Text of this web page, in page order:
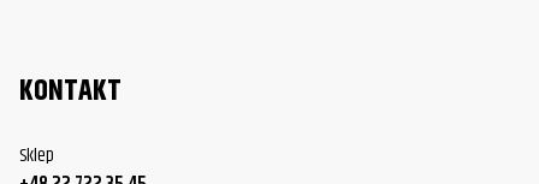
KONTAKT
Sklep